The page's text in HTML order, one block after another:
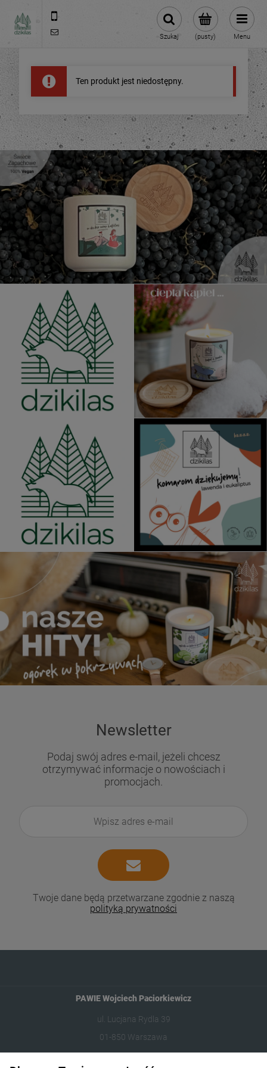
(pusty)
Szukaj Menu
Ten produkt jest niedostępny.
Newsletter
Podaj swój adres e-mail, jeżeli chcesz
otrzymywać informacje o nowościach i
promocjach.
Twoje dane będą przetwarzane zgodnie z naszą
polityką prywatności
PAWIE Wojciech Paciorkiewicz
ul. Lucjana Rydla 39
01-850 Warszawa